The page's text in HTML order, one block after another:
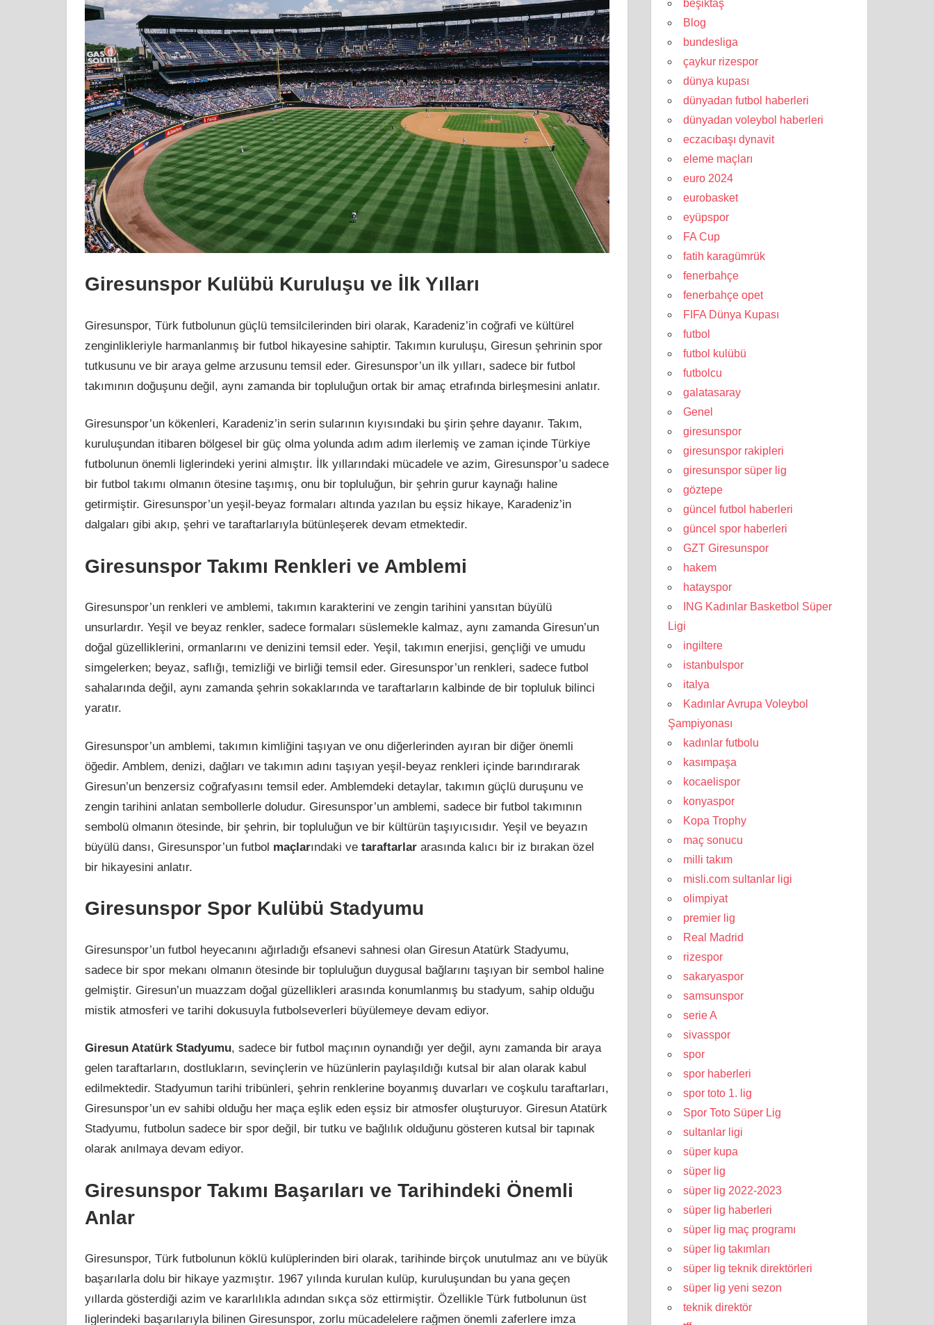
Giresunspor Kulübü Kuruluşu ve İlk Yılları
Giresunspor, Türk futbolunun güçlü temsilcilerinden biri olarak, Karadeniz’in coğrafi ve kültürel
zenginlikleriyle harmanlanmış bir futbol hikayesine sahiptir. Takımın kuruluşu, Giresun şehrinin spor
tutkusunu ve bir araya gelme arzusunu temsil eder. Giresunspor’un ilk yılları, sadece bir futbol
takımının doğuşunu değil, aynı zamanda bir topluluğun ortak bir amaç etrafında birleşmesini anlatır.
Giresunspor’un kökenleri, Karadeniz’in serin sularının kıyısındaki bu şirin şehre dayanır. Takım,
kuruluşundan itibaren bölgesel bir güç olma yolunda adım adım ilerlemiş ve zaman içinde Türkiye
futbolunun önemli liglerindeki yerini almıştır. İlk yıllarındaki mücadele ve azim, Giresunspor’u sadece
bir futbol takımı olmanın ötesine taşımış, onu bir topluluğun, bir şehrin gurur kaynağı haline
getirmiştir. Giresunspor’un yeşil-beyaz formaları altında yazılan bu eşsiz hikaye, Karadeniz’in
dalgaları gibi akıp, şehri ve taraftarlarıyla bütünleşerek devam etmektedir.
Giresunspor Takımı Renkleri ve Amblemi
Giresunspor’un renkleri ve amblemi, takımın karakterini ve zengin tarihini yansıtan büyülü
unsurlardır. Yeşil ve beyaz renkler, sadece formaları süslemekle kalmaz, aynı zamanda Giresun’un
doğal güzelliklerini, ormanlarını ve denizini temsil eder. Yeşil, takımın enerjisi, gençliği ve umudu
simgelerken; beyaz, saflığı, temizliği ve birliği temsil eder. Giresunspor’un renkleri, sadece futbol
sahalarında değil, aynı zamanda şehrin sokaklarında ve taraftarların kalbinde de bir topluluk bilinci
yaratır.
Giresunspor’un amblemi, takımın kimliğini taşıyan ve onu diğerlerinden ayıran bir diğer önemli
öğedir. Amblem, denizi, dağları ve takımın adını taşıyan yeşil-beyaz renkleri içinde barındırarak
Giresun’un benzersiz coğrafyasını temsil eder. Amblemdeki detaylar, takımın güçlü duruşunu ve
zengin tarihini anlatan sembollerle doludur. Giresunspor’un amblemi, sadece bir futbol takımının
sembolü olmanın ötesinde, bir şehrin, bir topluluğun ve bir kültürün taşıyıcısıdır. Yeşil ve beyazın
büyülü dansı, Giresunspor’un futbol maçlarındaki ve taraftarlararasında kalıcı bir iz bırakan özel
bir hikayesini anlatır.
Giresunspor Spor Kulübü Stadyumu
Giresunspor’un futbol heyecanını ağırladığı efsanevi sahnesi olan Giresun Atatürk Stadyumu,
sadece bir spor mekanı olmanın ötesinde bir topluluğun duygusal bağlarını taşıyan bir sembol haline
gelmiştir. Giresun’un muazzam doğal güzellikleri arasında konumlanmış bu stadyum, sahip olduğu
mistik atmosferi ve tarihi dokusuyla futbolseverleri büyülemeye devam ediyor.
Giresun Atatürk Stadyumu, sadece bir futbol maçının oynandığı yer değil, aynı zamanda bir araya
gelen taraftarların, dostlukların, sevinçlerin ve hüzünlerin paylaşıldığı kutsal bir alan olarak kabul
edilmektedir. Stadyumun tarihi tribünleri, şehrin renklerine boyanmış duvarları ve coşkulu taraftarları,
Giresunspor’un ev sahibi olduğu her maça eşlik eden eşsiz bir atmosfer oluşturuyor. Giresun Atatürk
Stadyumu, futbolun sadece bir spor değil, bir tutku ve bağlılık olduğunu gösteren kutsal bir tapınak
olarak anılmaya devam ediyor.
Giresunspor Takımı Başarıları ve Tarihindeki Önemli
Anlar
Giresunspor, Türk futbolunun köklü kulüplerinden biri olarak, tarihinde birçok unutulmaz anı ve büyük
başarılarla dolu bir hikaye yazmıştır. 1967 yılında kurulan kulüp, kuruluşundan bu yana geçen
yıllarda gösterdiği azim ve kararlılıkla adından sıkça söz ettirmiştir. Özellikle Türk futbolunun üst
liglerindeki başarılarıyla bilinen Giresunspor, zorlu mücadelelere rağmen önemli zaferlere imza
beşiktaş
Blog
bundesliga
çaykur rizespor
dünya kupası
dünyadan futbol haberleri
dünyadan voleybol haberleri
eczacıbaşı dynavit
eleme maçları
euro 2024
eurobasket
eyüpspor
FA Cup
fatih karagümrük
fenerbahçe
fenerbahçe opet
FIFA Dünya Kupası
futbol
futbol kulübü
futbolcu
galatasaray
Genel
giresunspor
giresunspor rakipleri
giresunspor süper lig
göztepe
güncel futbol haberleri
güncel spor haberleri
GZT Giresunspor
hakem
hatayspor
ING Kadınlar Basketbol Süper
Ligi
ingiltere
istanbulspor
italya
Kadınlar Avrupa Voleybol
Şampiyonası
kadınlar futbolu
kasımpaşa
kocaelispor
konyaspor
Kopa Trophy
maç sonucu
milli takım
misli.com sultanlar ligi
olimpiyat
premier lig
Real Madrid
rizespor
sakaryaspor
samsunspor
serie A
sivasspor
spor
spor haberleri
spor toto 1. lig
Spor Toto Süper Lig
sultanlar ligi
süper kupa
süper lig
süper lig 2022-2023
süper lig haberleri
süper lig maç programı
süper lig takımları
süper lig teknik direktörleri
süper lig yeni sezon
teknik direktör